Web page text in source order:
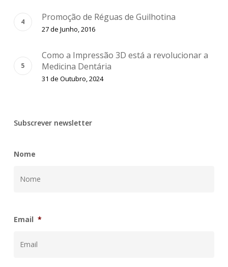
Promoção de Réguas de Guilhotina
27 de Junho, 2016
Como a Impressão 3D está a revolucionar a
Medicina Dentária
31 de Outubro, 2024
Subscrever newsletter
Nome
Email *